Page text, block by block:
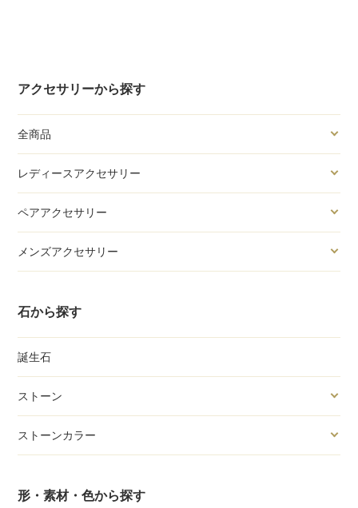
アクセサリーから探す
全商品
レディースアクセサリー
ペアアクセサリー
メンズアクセサリー
石から探す
誕生石
ストーン
ストーンカラー
形・素材・色から探す